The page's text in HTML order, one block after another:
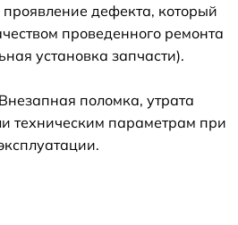
дефекта, который
проведенного ремонта
установка запчасти).
поломка, утрата
техническим параметрам при